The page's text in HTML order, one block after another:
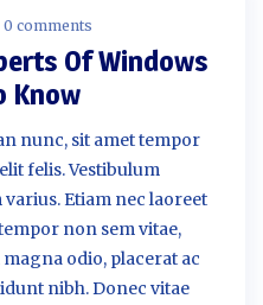
0 comments
Of Windows
Know
nunc, sit amet tempor
felis. Vestibulum
Etiam nec laoreet
non sem vitae,
odio, placerat ac
nibh. Donec vitae